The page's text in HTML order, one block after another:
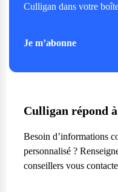
Culligan dans votre
Je m’abonne
Culligan répond
Besoin d’informations
personnalisé ?
conseillers vous